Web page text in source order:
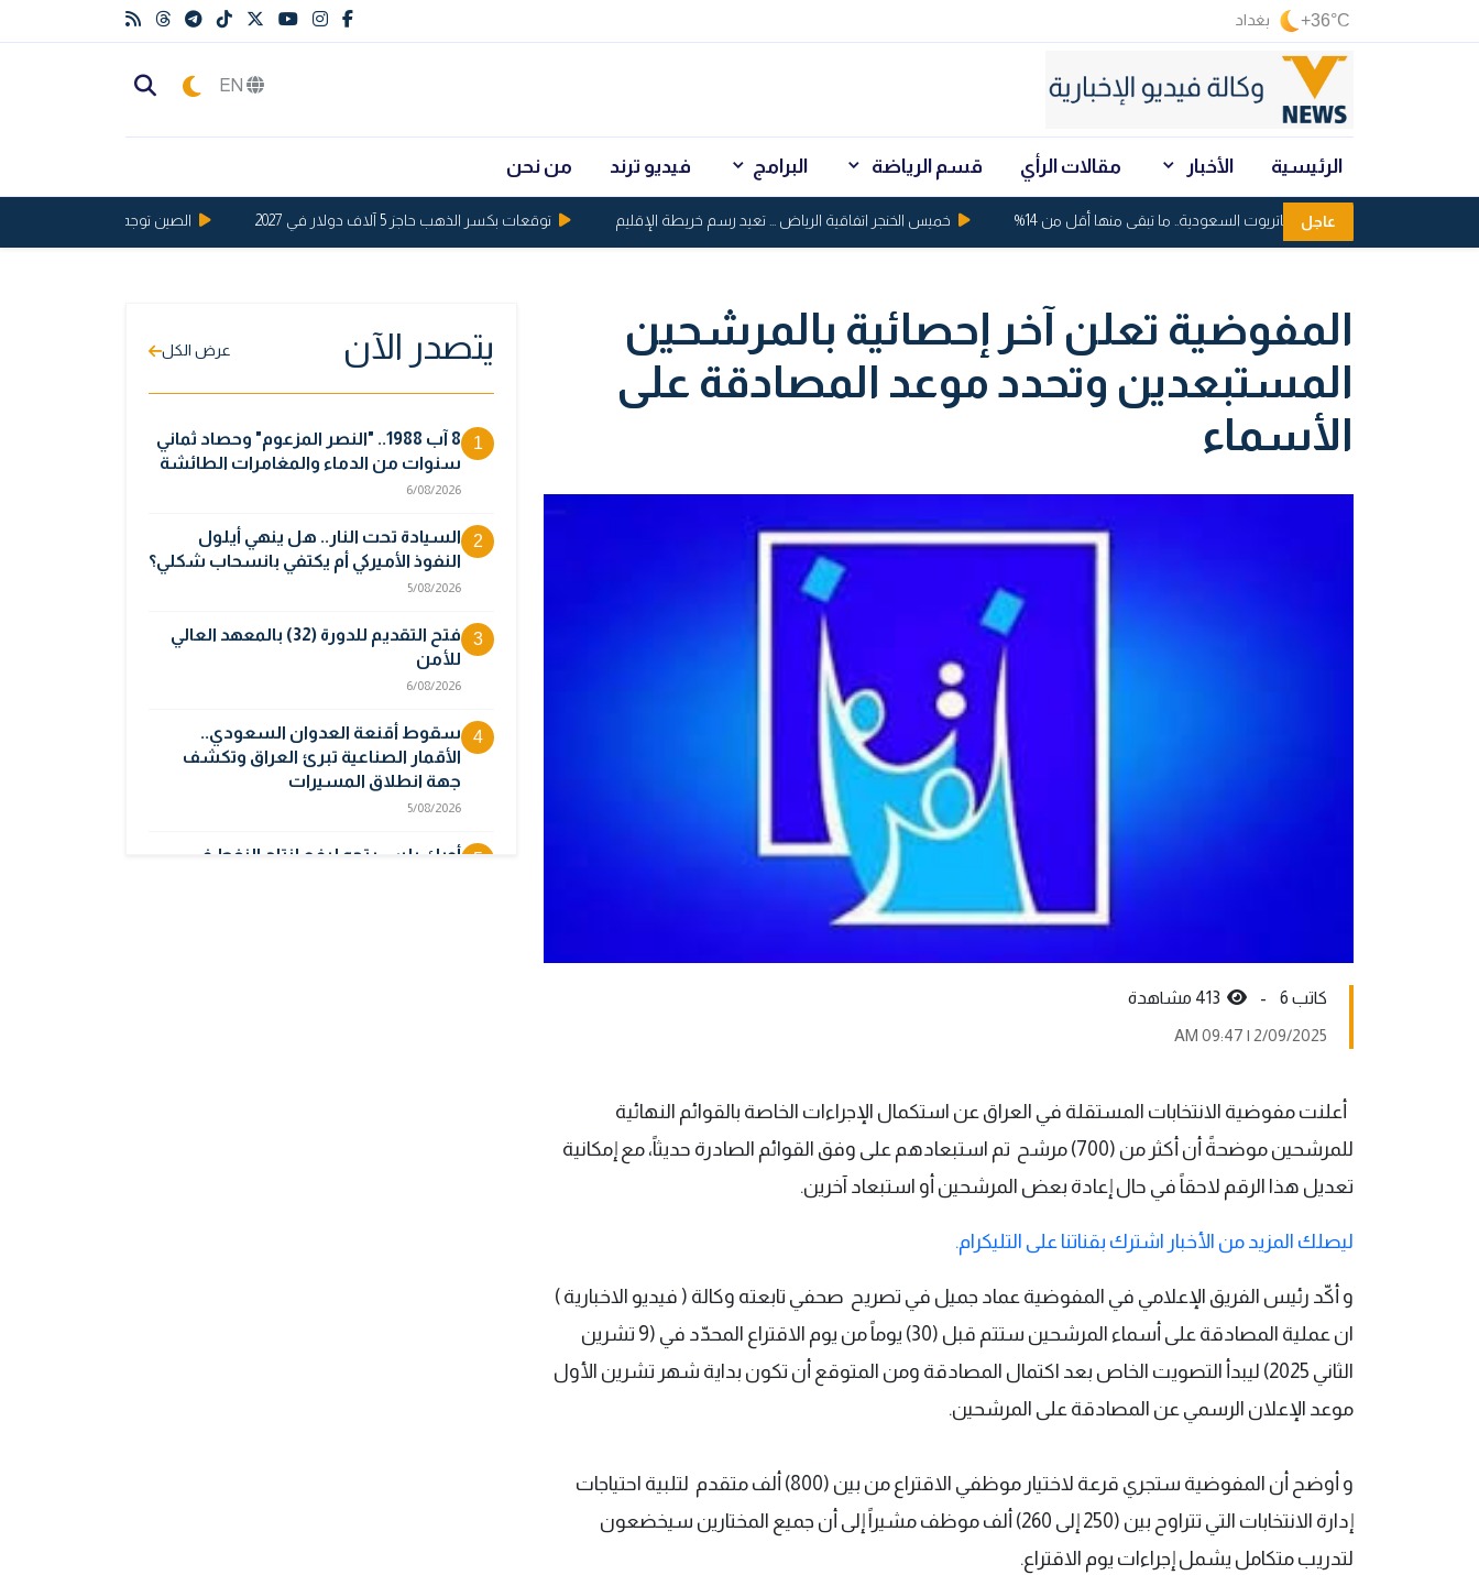
+36°C بغداد
الرئيسية الأخبار مقالات الرأي قسم الرياضة البرامج فيديو ترند من نحن
عاجل
استنزاف صواريخ باتريوت السعودية.. ما تبقى منها أقل من 14% خميس الخنجر اتفاقية الرياض ... تعيد رسم خريطة الإقليم توقعات بكسر الذهب حاجز 5 آلاف دولار في 2027 الصين توجه ضربة قوية للولايات
المفوضية تعلن آخر إحصائية بالمرشحين
المستبعدين وتحدد موعد المصادقة على
الأسماء
كاتب 6 -
2/09/2025 | 09:47 AM
أعلنت مفوضية الانتخابات المستقلة في العراق عن استكمال الإجراءات الخاصة بالقوائم النهائية
للمرشحين موضحةً أن أكثر من (700) مرشح تم استبعادهم على وفق القوائم الصادرة حديثاً، مع إمكانية
تعديل هذا الرقم لاحقاً في حال إعادة بعض المرشحين أو استبعاد آخرين.
ليصلك المزيد من الأخبار اشترك بقناتنا على التليكرام.
و أكّد رئيس الفريق الإعلامي في المفوضية عماد جميل في تصريح صحفي تابعته وكالة ( فيديو الاخبارية )
ان عملية المصادقة على أسماء المرشحين ستتم قبل (30) يوماً من يوم الاقتراع المحدّد في (9 تشرين
الثاني 2025) ليبدأ التصويت الخاص بعد اكتمال المصادقة ومن المتوقع أن تكون بداية شهر تشرين الأول
موعد الإعلان الرسمي عن المصادقة على المرشحين.
و أوضح أن المفوضية ستجري قرعة لاختيار موظفي الاقتراع من بين (800) ألف متقدم لتلبية احتياجات
إدارة الانتخابات التي تتراوح بين (250 إلى 260) ألف موظف مشيراً إلى أن جميع المختارين سيخضعون
لتدريب متكامل يشمل إجراءات يوم الاقتراع.
يتصدر الآن عرض الكل
1
8 آب 1988.. "النصر المزعوم" وحصاد ثماني
سنوات من الدماء والمغامرات الطائشة
6/08/2026
2
السيادة تحت النار.. هل ينهي أيلول
النفوذ الأميركي أم يكتفي بانسحاب شكلي؟
5/08/2026
3
فتح التقديم للدورة (32) بالمعهد العالي
للأمن
6/08/2026
4
سقوط أقنعة العدوان السعودي..
الأقمار الصناعية تبرئ العراق وتكشف
جهة انطلاق المسيرات
5/08/2026
5
أوبك بلس يتجه لرفع إنتاج النفط في